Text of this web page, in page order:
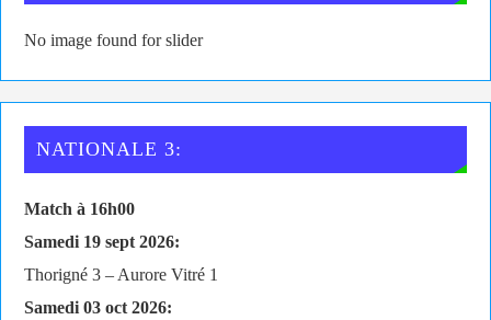
No image found for slider
NATIONALE 3:
Match à 16h00
Samedi 19 sept 2026:
Thorigné 3 – Aurore Vitré 1
Samedi 03 oct 2026: